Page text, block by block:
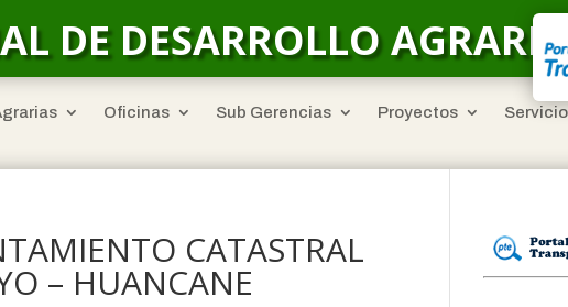
DE DESARROLLO
Oficinas Sub Gerencias Proyectos
CATASTRAL
– HUANCANE